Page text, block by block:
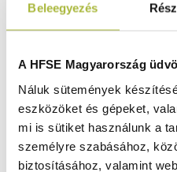
Beleegyezés
A HFSE Magyarország
Náluk sütemények
eszközöket és gépeket,
mi is sütiket használunk a
személyre szabásához,
biztosításához, valamint